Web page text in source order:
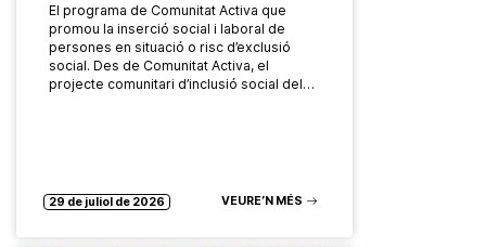
El programa de Comunitat Activa que
promou la inserció social i laboral de
persones en situació o risc d’exclusió
social. Des de Comunitat Activa, el
projecte comunitari d’inclusió social del…
29 de juliol de 2026 VEURE’N MÉS